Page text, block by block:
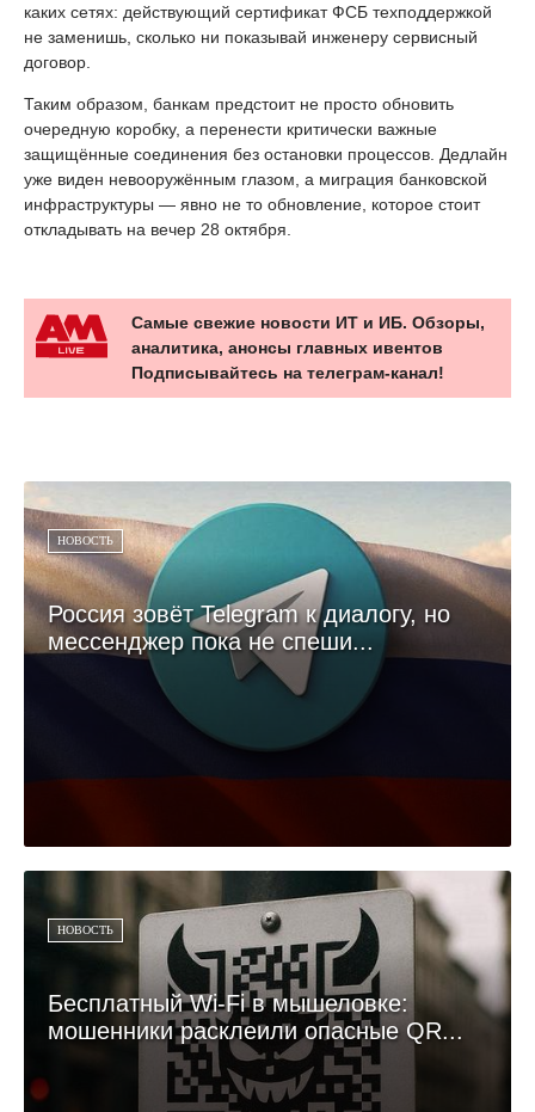
каких сетях: действующий сертификат ФСБ техподдержкой
не заменишь, сколько ни показывай инженеру сервисный
договор.
Таким образом, банкам предстоит не просто обновить
очередную коробку, а перенести критически важные
защищённые соединения без остановки процессов. Дедлайн
уже виден невооружённым глазом, а миграция банковской
инфраструктуры — явно не то обновление, которое стоит
откладывать на вечер 28 октября.
Самые свежие новости ИТ и ИБ. Обзоры,
аналитика, анонсы главных ивентов
Подписывайтесь на телеграм-канал!
НОВОСТЬ
Россия зовёт Telegram к диалогу, но
мессенджер пока не спеши...
НОВОСТЬ
Бесплатный Wi-Fi в мышеловке:
мошенники расклеили опасные QR...